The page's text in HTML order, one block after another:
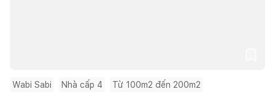
Wabi Sabi Nhà cấp 4 Từ 100m2 đến 200m2